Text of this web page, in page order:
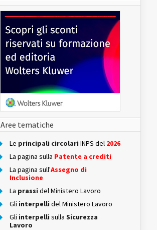
Aree tematiche
Le principali circolari INPS del 2026
La pagina sulla Patente a crediti
La pagina sull'Assegno di
Inclusione
La prassi del Ministero Lavoro
Gli interpelli del Ministero Lavoro
Gli interpelli sulla Sicurezza
Lavoro